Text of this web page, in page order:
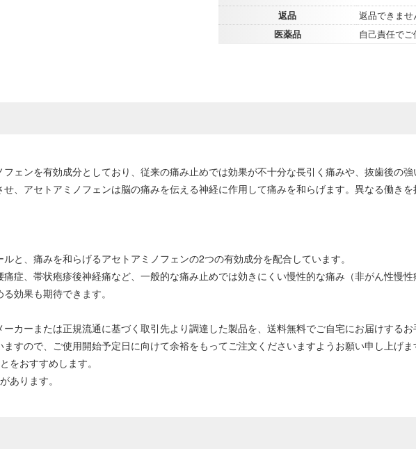
返品
返品できま
医薬品
自己責任で
フェンを有効成分としており、従来の痛み止めでは効果が不十分な長引く痛みや、抜歯後の
、アセトアミノフェンは脳の痛みを伝える神経に作用して痛みを和らげます。異なる働き
と、痛みを和らげるアセトアミノフェンの2つの有効成分を配合しています。
痛症、帯状疱疹後神経痛など、一般的な痛み止めでは効きにくい慢性的な痛み（非がん性慢性
効果も期待できます。
カーまたは正規流通に基づく取引先より調達した製品を、送料無料でご自宅にお届けする
すので、ご使用開始予定日に向けて余裕をもってご注文くださいますようお願い申し上げま
をおすすめします。
あります。